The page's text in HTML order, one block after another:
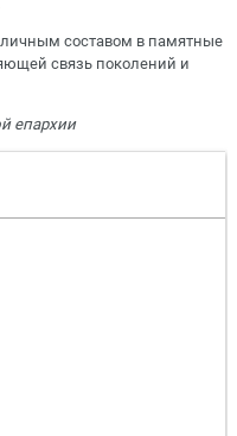
составом в памятные
связь поколений и
епархии